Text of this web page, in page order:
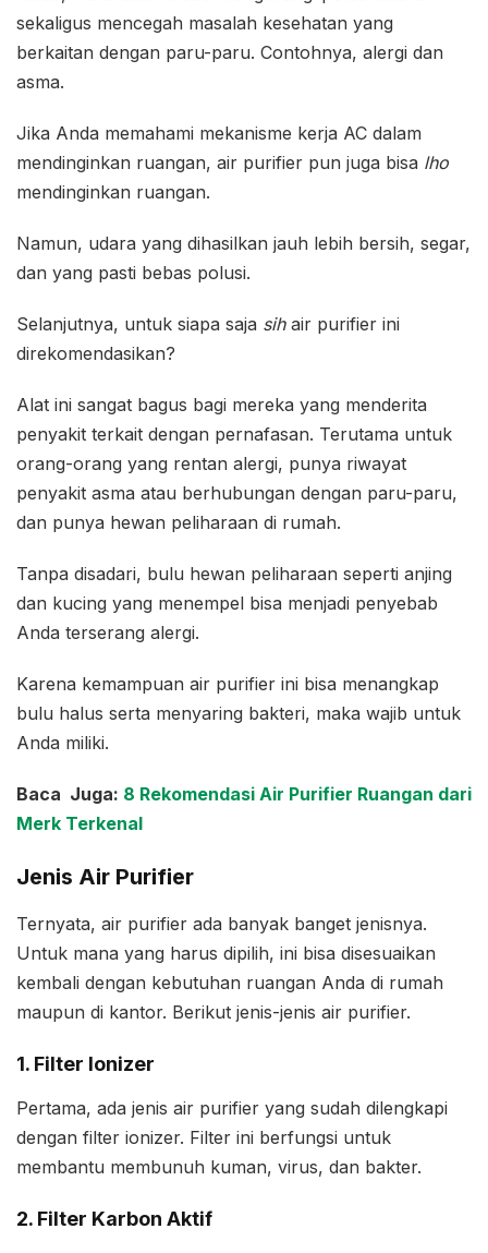
sekaligus mencegah masalah kesehatan yang
berkaitan dengan paru-paru. Contohnya, alergi dan
asma.
Jika Anda memahami mekanisme kerja AC dalam
mendinginkan ruangan, air purifier pun juga bisa lho
mendinginkan ruangan.
Namun, udara yang dihasilkan jauh lebih bersih, segar,
dan yang pasti bebas polusi.
Selanjutnya, untuk siapa saja sihair purifier ini
direkomendasikan?
Alat ini sangat bagus bagi mereka yang menderita
penyakit terkait dengan pernafasan. Terutama untuk
orang-orang yang rentan alergi, punya riwayat
penyakit asma atau berhubungan dengan paru-paru,
dan punya hewan peliharaan di rumah.
Tanpa disadari, bulu hewan peliharaan seperti anjing
dan kucing yang menempel bisa menjadi penyebab
Anda terserang alergi.
Karena kemampuan air purifier ini bisa menangkap
bulu halus serta menyaring bakteri, maka wajib untuk
Anda miliki.
Baca Juga: 8 Rekomendasi Air Purifier Ruangan dari
Merk Terkenal
Jenis Air Purifier
Ternyata, air purifier ada banyak banget jenisnya.
Untuk mana yang harus dipilih, ini bisa disesuaikan
kembali dengan kebutuhan ruangan Anda di rumah
maupun di kantor. Berikut jenis-jenis air purifier.
1. Filter Ionizer
Pertama, ada jenis air purifier yang sudah dilengkapi
dengan filter ionizer. Filter ini berfungsi untuk
membantu membunuh kuman, virus, dan bakter.
2. Filter Karbon Aktif